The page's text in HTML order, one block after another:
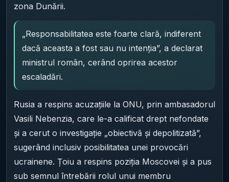
zona Dunării.
„Responsabilitatea este foarte clară, indiferent
dacă aceasta a fost sau nu intenția”, a declarat
ministrul român, cerând oprirea acestor
escaladări.
Rusia a respins acuzațiile la ONU, prin ambasadorul
Vasili Nebenzia, care le-a calificat drept nefondate
și a cerut o investigație „obiectivă și depolitizată”,
sugerând inclusiv posibilitatea unei provocări
ucrainene. Țoiu a respins poziția Moscovei și a pus
sub semnul întrebării rolul unui membru